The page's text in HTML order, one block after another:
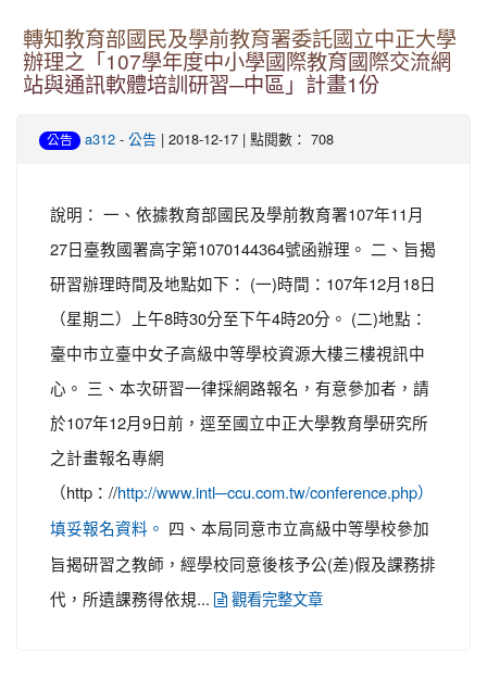
轉知教育部國民及學前教育署委託國立中正大學
辦理之「107學年度中小學國際教育國際交流網
站與通訊軟體培訓研習─中區」計畫1份
公告 a312 - 公告 | 2018-12-17 | 點閱數： 708
說明： 一、依據教育部國民及學前教育署107年11月
27日臺教國署高字第1070144364號函辦理。 二、旨揭
研習辦理時間及地點如下： (一)時間：107年12月18日
（星期二）上午8時30分至下午4時20分。 (二)地點：
臺中市立臺中女子高級中等學校資源大樓三樓視訊中
心。 三、本次研習一律採網路報名，有意參加者，請
於107年12月9日前，逕至國立中正大學教育學研究所
之計畫報名專網
（http：//http://www.intl─ccu.com.tw/conference.php）
填妥報名資料。
四、本局同意市立高級中等學校參加
旨揭研習之教師，經學校同意後核予公(差)假及課務排
代，所遺課務得依規...
觀看完整文章